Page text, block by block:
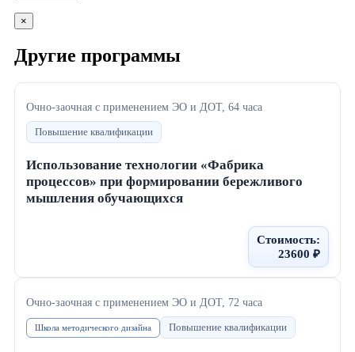
×
Другие программы
Очно-заочная с применением ЭО и ДОТ, 64 часа
Повышение квалификации
Использование технологии «Фабрика
процессов» при формировании бережливого
мышления обучающихся
Стоимость:
23600 ₽
Очно-заочная с применением ЭО и ДОТ, 72 часа
Повышение квалификации
Школа методического дизайна